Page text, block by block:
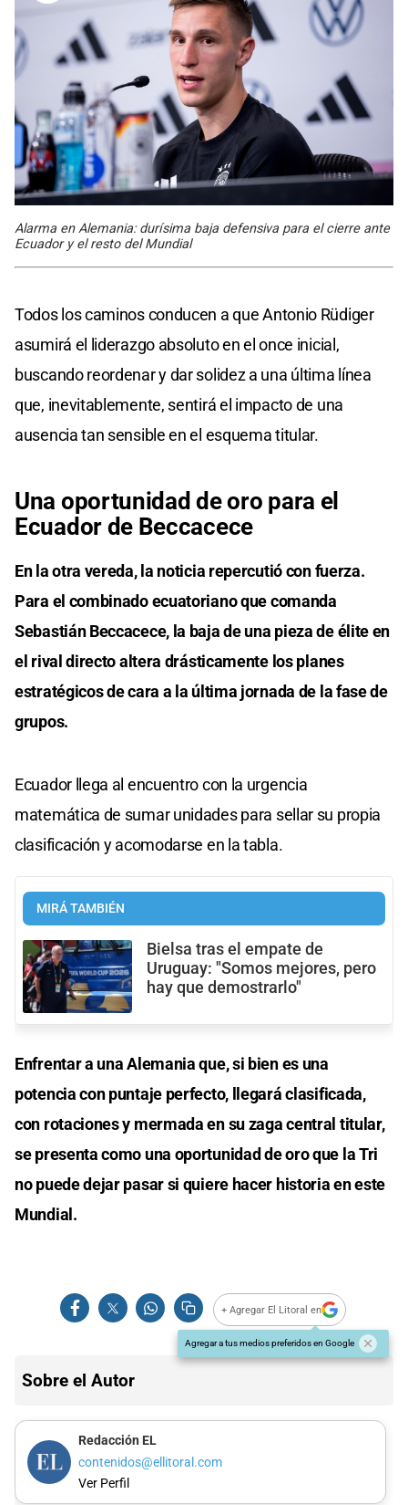
Alarma en Alemania: durísima baja defensiva para el cierre ante
Ecuador y el resto del Mundial
Todos los caminos conducen a que Antonio Rüdiger
asumirá el liderazgo absoluto en el once inicial,
buscando reordenar y dar solidez a una última línea
que, inevitablemente, sentirá el impacto de una
ausencia tan sensible en el esquema titular.
Una oportunidad de oro para el
Ecuador de Beccacece
En la otra vereda, la noticia repercutió con fuerza.
Para el combinado ecuatoriano que comanda
Sebastián Beccacece, la baja de una pieza de élite en
el rival directo altera drásticamente los planes
estratégicos de cara a la última jornada de la fase de
grupos.
Ecuador llega al encuentro con la urgencia
matemática de sumar unidades para sellar su propia
clasificación y acomodarse en la tabla.
MIRÁ TAMBIÉN
Bielsa tras el empate de
Uruguay: "Somos mejores, pero
hay que demostrarlo"
Enfrentar a una Alemania que, si bien es una
potencia con puntaje perfecto, llegará clasificada,
con rotaciones y mermada en su zaga central titular,
se presenta como una oportunidad de oro que la Tri
no puede dejar pasar si quiere hacer historia en este
Mundial.
+ Agregar El Litoral en
Agregar a tus medios preferidos en Google
Sobre el Autor
Redacción EL
contenidos@ellitoral.com
Ver Perfil